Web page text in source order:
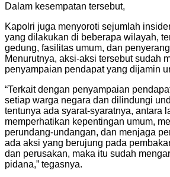
Dalam kesempatan tersebut,
Kapolri juga menyoroti sejumlah
yang dilakukan di beberapa wilayah,
gedung, fasilitas umum, dan
Menurutnya, aksi-aksi tersebut sudah
penyampaian pendapat yang dijamin
“Terkait dengan penyampaian
setiap warga negara dan dilindungi
tentunya ada syarat-syaratnya, antara
memperhatikan kepentingan umum,
perundang-undangan, dan menjaga
ada aksi yang berujung pada
dan perusakan, maka itu sudah
pidana,” tegasnya.